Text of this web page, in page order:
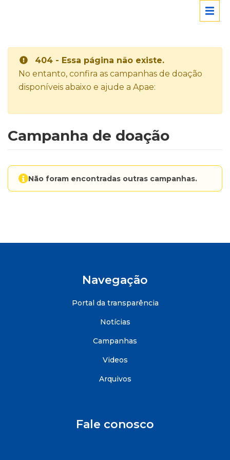
404 - Essa página não existe.
No entanto, confira as campanhas de doação
disponíveis abaixo e ajude a Apae:
Campanha de doação
Não foram encontradas outras campanhas.
Navegação
Portal da transparência
Notícias
Campanhas
Videos
Arquivos
Fale conosco